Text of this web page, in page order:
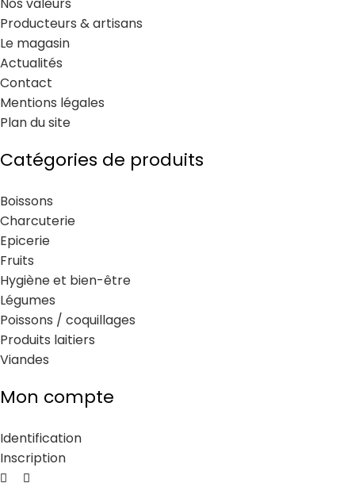
Nos valeurs
Producteurs & artisans
Le magasin
Actualités
Contact
Mentions légales
Plan du site
Catégories de produits
Boissons
Charcuterie
Epicerie
Fruits
Hygiène et bien-être
Légumes
Poissons / coquillages
Produits laitiers
Viandes
Mon compte
Identification
Inscription